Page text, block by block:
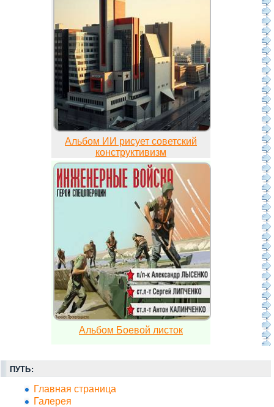
Альбом ИИ рисует советский
конструктивизм
Альбом Боевой листок
ПУТЬ:
Главная страница
Галерея